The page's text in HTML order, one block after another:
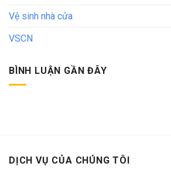
Vệ sinh nhà cửa
VSCN
BÌNH LUẬN GẦN ĐÂY
DỊCH VỤ CỦA CHÚNG TÔI